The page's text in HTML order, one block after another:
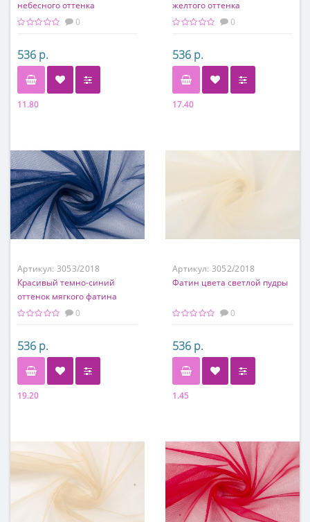
небесного оттенка
0
536 р.
11.80
желтого оттенка
0
536 р.
17.40
Артикул: 3053/2018
Красивый темно-синий
оттенок мягкого фатина
0
536 р.
19.20
Артикул: 3052/2018
Фатин цвета светлой пудры
0
536 р.
1.45